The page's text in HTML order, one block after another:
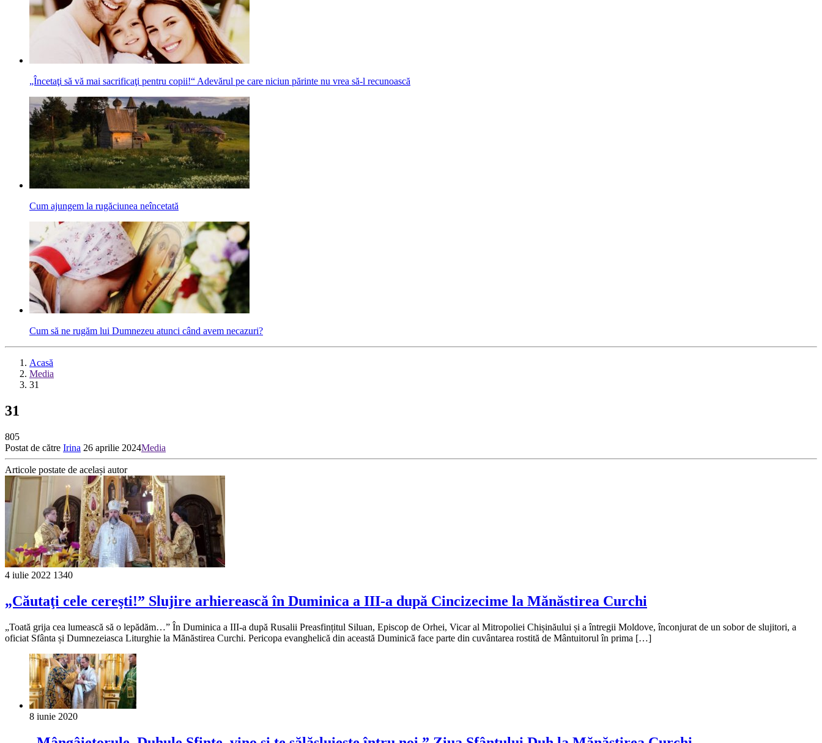
„Încetaţi să vă mai sacrificaţi pentru copii!“ Adevărul pe care niciun părinte nu vrea să-l recunoască
Cum ajungem la rugăciunea neîncetată
Cum să ne rugăm lui Dumnezeu atunci când avem necazuri?
Acasă
Media
31
31
805
Postat de către Irina 26 aprilie 2024Media
Articole postate de același autor
4 iulie 2022 1340
„Căutaţi cele cereşti!” Slujire arhierească în Duminica a III-a după Cincizecime la Mănăstirea Curchi
„Toată grija cea lumească să o lepădăm…” În Duminica a III-a după Rusalii Preasfințitul Siluan, Episcop de Orhei, Vicar al Mitropoliei Chișinăului și a întregii Moldove, înconjurat de un sobor de slujitori, a
oficiat Sfânta și Dumnezeiasca Liturghie la Mănăstirea Curchi. Pericopa evanghelică din această Duminică face parte din cuvântarea rostită de Mântuitorul în prima […]
8 iunie 2020